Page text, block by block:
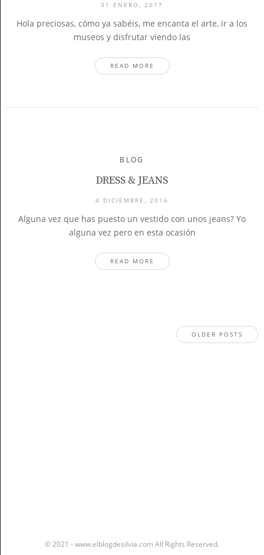
31 ENERO, 2017
Hola preciosas, cómo ya sabéis, me encanta el arte, ir a los
museos y disfrutar viendo las
READ MORE
BLOG
DRESS & JEANS
4 DICIEMBRE, 2016
Alguna vez que has puesto un vestido con unos jeans? Yo
alguna vez pero en esta ocasión
READ MORE
OLDER POSTS
© 2021 - www.elblogdesilvia.com All Rights Reserved.